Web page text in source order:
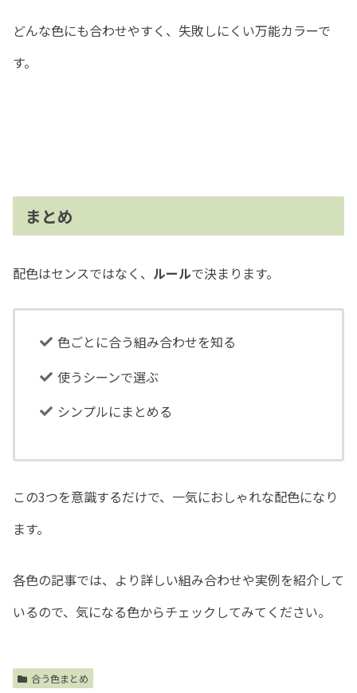
どんな色にも合わせやすく、失敗しにくい万能カラーで
す。
まとめ
配色はセンスではなく、 ルールで決まります。
色ごとに合う組み合わせを知る
使うシーンで選ぶ
シンプルにまとめる
この3つを意識するだけで、一気におしゃれな配色になり
ます。
各色の記事では、より詳しい組み合わせや実例を紹介して
いるので、気になる色からチェックしてみてください。
合う色まとめ